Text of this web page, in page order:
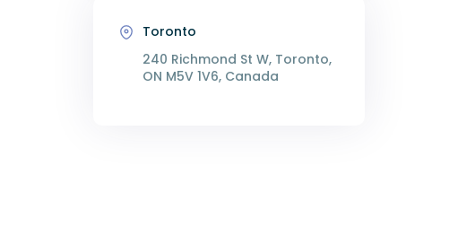
Toronto
240 Richmond St W, Toronto,
ON M5V 1V6, Canada